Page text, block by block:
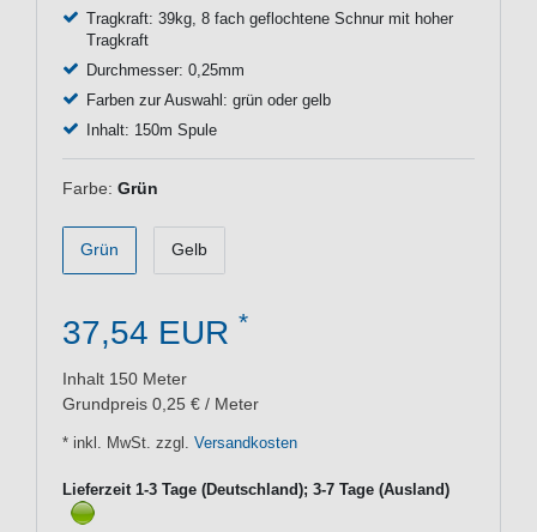
Tragkraft: 39kg, 8 fach geflochtene Schnur mit hoher
Tragkraft
Durchmesser: 0,25mm
Farben zur Auswahl: grün oder gelb
Inhalt: 150m Spule
Farbe: Grün
Grün Gelb
37,54 EUR *
Inhalt 150 Meter
Grundpreis 0,25 € / Meter
* inkl. MwSt. zzgl. Versandkosten
Lieferzeit 1-3 Tage (Deutschland); 3-7 Tage (Ausland)